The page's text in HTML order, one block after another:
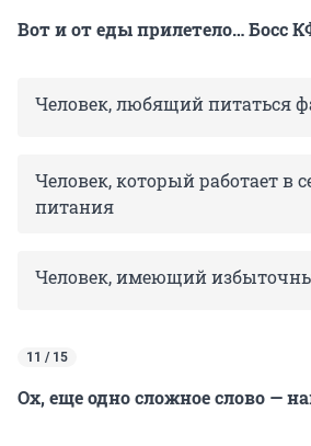
Вот и от еды прилетело… Босс
Человек, любящий питаться
Человек, который работает в
питания
Человек, имеющий
11 / 15
Ох, еще одно сложное слово —